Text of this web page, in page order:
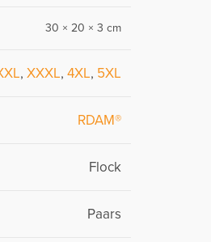
30 × 20 × 3 cm
, XXXL, 4XL, 5XL
RDAM®
Flock
Paars